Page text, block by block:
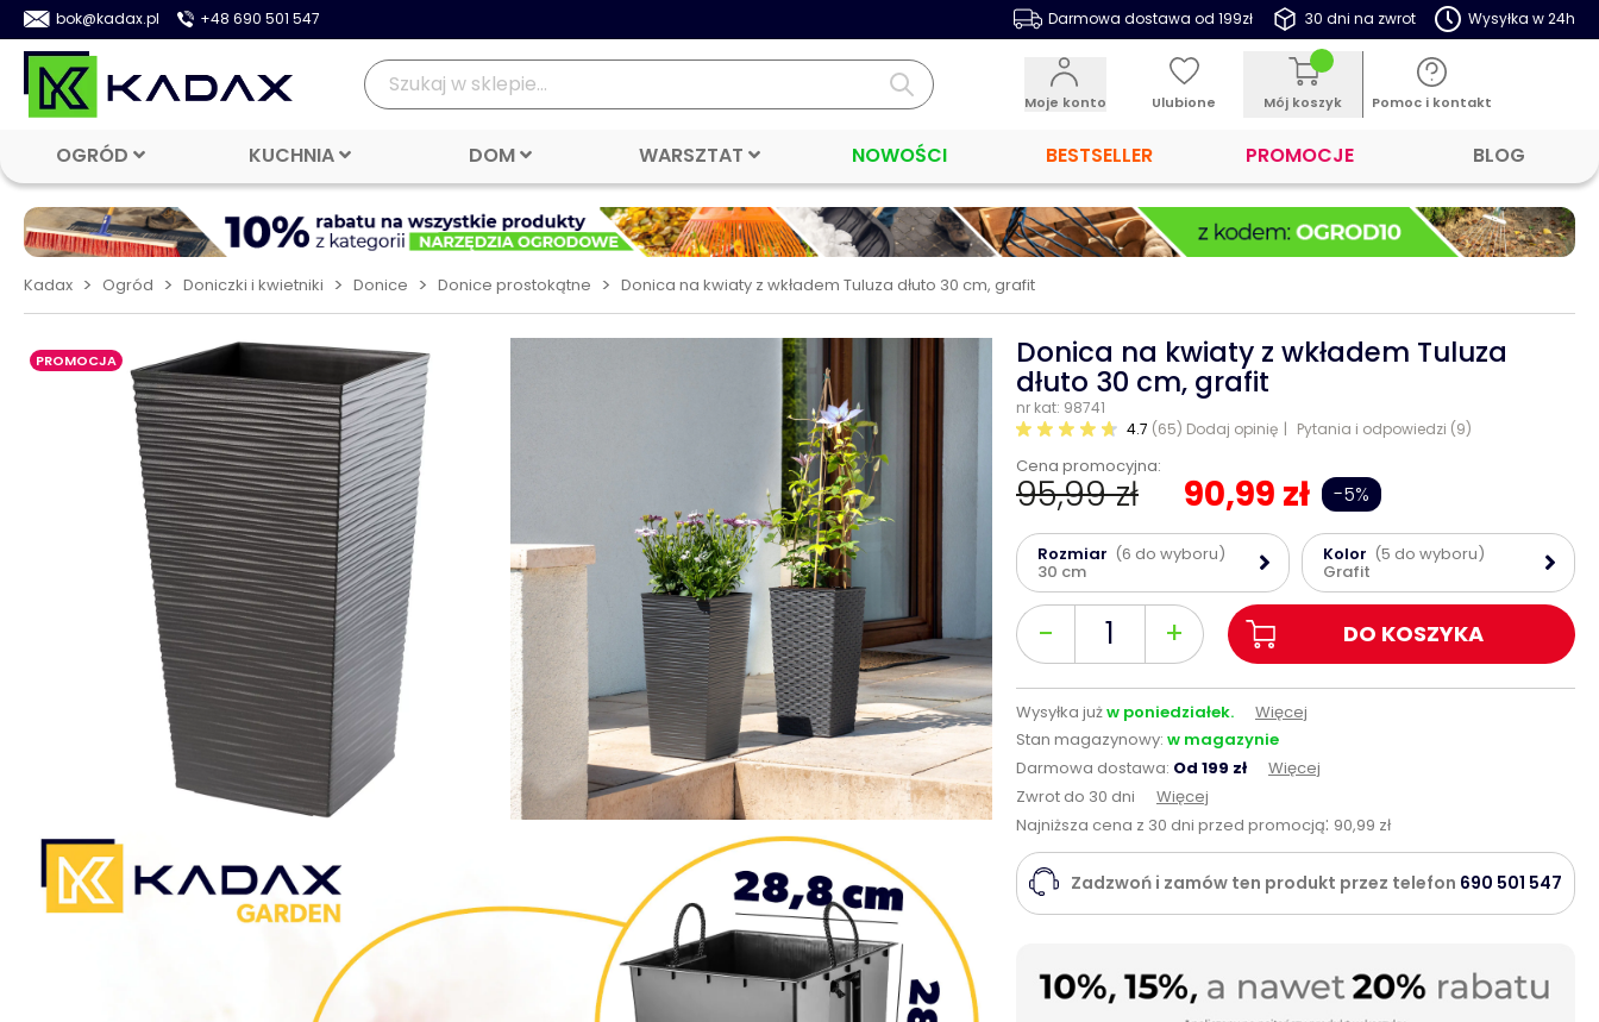
bok@kadax.pl +48 690 501 547 Darmowa dostawa od 199zł 30 dni na zwrot Wysyłka w 24h
Moje konto Ulubione Mój koszyk Pomoc i kontakt
OGRÓD KUCHNIA DOM WARSZTAT NOWOŚCI BESTSELLER PROMOCJE BLOG
Kadax > Ogród > Doniczki i kwietniki > Donice > Donice prostokątne > Donica na kwiaty z wkładem Tuluza dłuto 30 cm, grafit
PROMOCJA Donica na kwiaty z wkładem Tuluza
dłuto 30 cm, grafit
nr kat: 98741
4.7 (65) Dodaj opinię Pytania i odpowiedzi (9)
Cena promocyjna:
95,99 zł 90,99 zł -5%
Rozmiar (6 do wyboru)
30 cm
Kolor (5 do wyboru)
Grafit
-
Ilość + DO KOSZYKA
Wysyłka jużw poniedziałek.
Więcej
Stan magazynowy: w magazynie
Darmowa dostawa: Od 199 zł
Więcej
Zwrot do 30 dni
Więcej
Najniższa cena z 30 dni przed promocją: 90,99 zł
Zadzwoń i zamów ten produkt przez telefon 690 501 547